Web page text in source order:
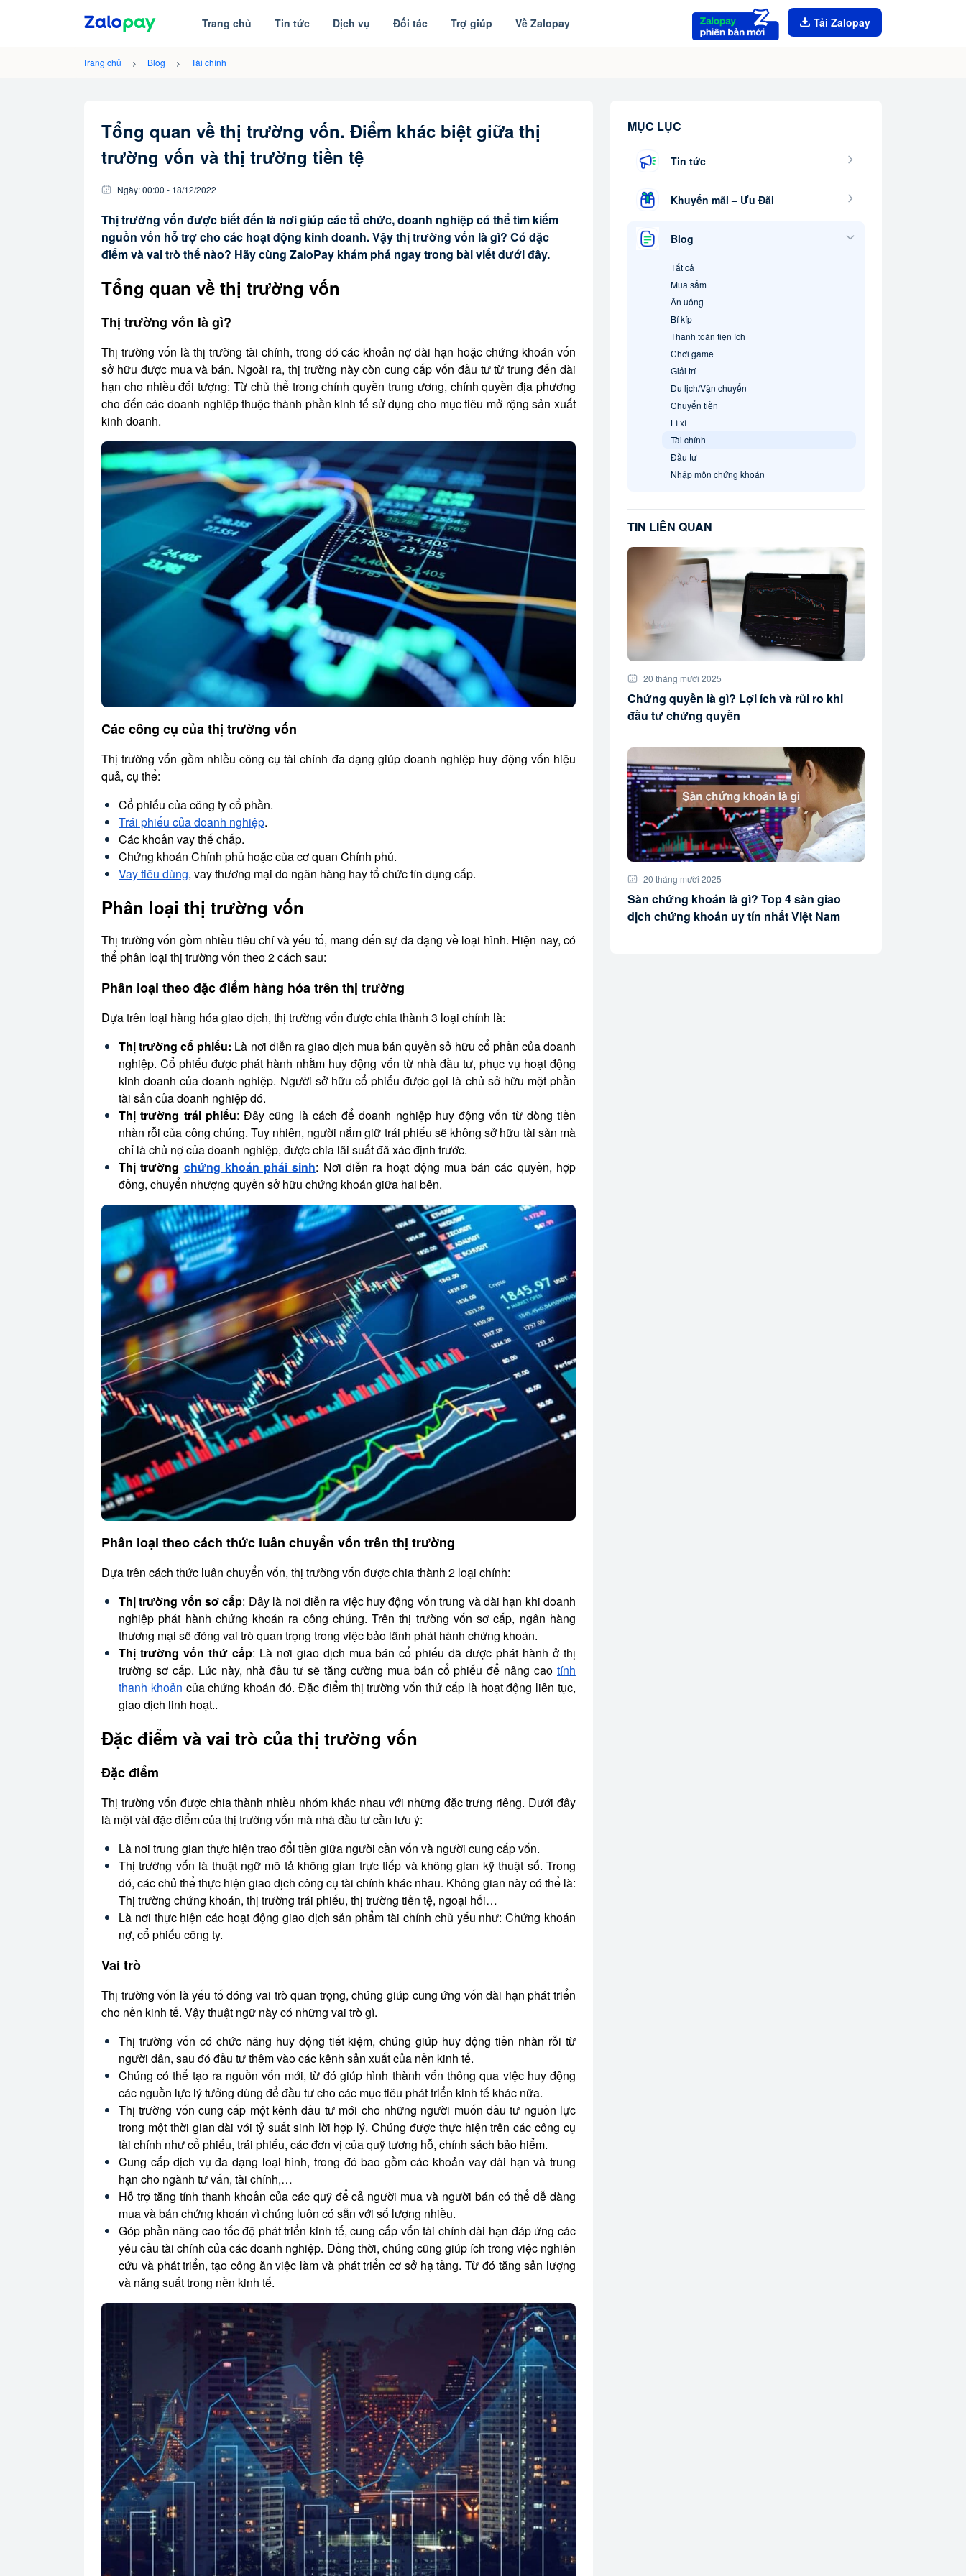
Trang chủ Tin tức Dịch vụ Đối tác Trợ giúp Về Zalopay Tải Zalopay
Trang chủ Blog Tài chính
Tổng quan về thị trường vốn. Điểm khác biệt giữa thị
trường vốn và thị trường tiền tệ
Ngày:00:00 - 18/12/2022
Thị trường vốn được biết đến là nơi giúp các tổ chức, doanh nghiệp có thể tìm kiếm
nguồn vốn hỗ trợ cho các hoạt động kinh doanh. Vậy thị trường vốn là gì? Có đặc
điểm và vai trò thế nào? Hãy cùng ZaloPay khám phá ngay trong bài viết dưới đây.
Tổng quan về thị trường vốn
Thị trường vốn là gì?
Thị trường vốn là thị trường tài chính, trong đó các khoản nợ dài hạn hoặc chứng khoán vốn
sở hữu được mua và bán. Ngoài ra, thị trường này còn cung cấp vốn đầu tư từ trung đến dài
hạn cho nhiều đối tượng: Từ chủ thể trong chính quyền trung ương, chính quyền địa phương
cho đến các doanh nghiệp thuộc thành phần kinh tế sử dụng cho mục tiêu mở rộng sản xuất
kinh doanh.
Các công cụ của thị trường vốn
Thị trường vốn gồm nhiều công cụ tài chính đa dạng giúp doanh nghiệp huy động vốn hiệu
quả, cụ thể:
Cổ phiếu của công ty cổ phần.
Trái phiếu của doanh nghiệp.
Các khoản vay thế chấp.
Chứng khoán Chính phủ hoặc của cơ quan Chính phủ.
Vay tiêu dùng, vay thương mại do ngân hàng hay tổ chức tín dụng cấp.
Phân loại thị trường vốn
Thị trường vốn gồm nhiều tiêu chí và yếu tố, mang đến sự đa dạng về loại hình. Hiện nay, có
thể phân loại thị trường vốn theo 2 cách sau:
Phân loại theo đặc điểm hàng hóa trên thị trường
Dựa trên loại hàng hóa giao dịch, thị trường vốn được chia thành 3 loại chính là:
Thị trường cổ phiếu: Là nơi diễn ra giao dịch mua bán quyền sở hữu cổ phần của doanh
nghiệp. Cổ phiếu được phát hành nhằm huy động vốn từ nhà đầu tư, phục vụ hoạt động
kinh doanh của doanh nghiệp. Người sở hữu cổ phiếu được gọi là chủ sở hữu một phần
tài sản của doanh nghiệp đó.
Thị trường trái phiếu: Đây cũng là cách để doanh nghiệp huy động vốn từ dòng tiền
nhàn rỗi của công chúng. Tuy nhiên, người nắm giữ trái phiếu sẽ không sở hữu tài sản mà
chỉ là chủ nợ của doanh nghiệp, được chia lãi suất đã xác định trước.
Thị trường chứng khoán phái sinh: Nơi diễn ra hoạt động mua bán các quyền, hợp
đồng, chuyển nhượng quyền sở hữu chứng khoán giữa hai bên.
Phân loại theo cách thức luân chuyển vốn trên thị trường
Dựa trên cách thức luân chuyển vốn, thị trường vốn được chia thành 2 loại chính:
Thị trường vốn sơ cấp: Đây là nơi diễn ra việc huy động vốn trung và dài hạn khi doanh
nghiệp phát hành chứng khoán ra công chúng. Trên thị trường vốn sơ cấp, ngân hàng
thương mại sẽ đóng vai trò quan trọng trong việc bảo lãnh phát hành chứng khoán.
Thị trường vốn thứ cấp: Là nơi giao dịch mua bán cổ phiếu đã được phát hành ở thị
trường sơ cấp. Lúc này, nhà đầu tư sẽ tăng cường mua bán cổ phiếu để nâng cao tính
thanh khoản của chứng khoán đó. Đặc điểm thị trường vốn thứ cấp là hoạt động liên tục,
giao dịch linh hoạt..
Đặc điểm và vai trò của thị trường vốn
Đặc điểm
Thị trường vốn được chia thành nhiều nhóm khác nhau với những đặc trưng riêng. Dưới đây
là một vài đặc điểm của thị trường vốn mà nhà đầu tư cần lưu ý:
Là nơi trung gian thực hiện trao đổi tiền giữa người cần vốn và người cung cấp vốn.
Thị trường vốn là thuật ngữ mô tả không gian trực tiếp và không gian kỹ thuật số. Trong
đó, các chủ thể thực hiện giao dịch công cụ tài chính khác nhau. Không gian này có thể là:
Thị trường chứng khoán, thị trường trái phiếu, thị trường tiền tệ, ngoại hối…
Là nơi thực hiện các hoạt động giao dịch sản phẩm tài chính chủ yếu như: Chứng khoán
nợ, cổ phiếu công ty.
Vai trò
Thị trường vốn là yếu tố đóng vai trò quan trọng, chúng giúp cung ứng vốn dài hạn phát triển
cho nền kinh tế. Vậy thuật ngữ này có những vai trò gì.
Thị trường vốn có chức năng huy động tiết kiệm, chúng giúp huy động tiền nhàn rỗi từ
người dân, sau đó đầu tư thêm vào các kênh sản xuất của nền kinh tế.
Chúng có thể tạo ra nguồn vốn mới, từ đó giúp hình thành vốn thông qua việc huy động
các nguồn lực lý tưởng dùng để đầu tư cho các mục tiêu phát triển kinh tế khác nữa.
Thị trường vốn cung cấp một kênh đầu tư mới cho những người muốn đầu tư nguồn lực
trong một thời gian dài với tỷ suất sinh lời hợp lý. Chúng được thực hiện trên các công cụ
tài chính như cổ phiếu, trái phiếu, các đơn vị của quỹ tương hỗ, chính sách bảo hiểm.
Cung cấp dịch vụ đa dạng loại hình, trong đó bao gồm các khoản vay dài hạn và trung
hạn cho ngành tư vấn, tài chính,…
Hỗ trợ tăng tính thanh khoản của các quỹ để cả người mua và người bán có thể dễ dàng
mua và bán chứng khoán vì chúng luôn có sẵn với số lượng nhiều.
Góp phần nâng cao tốc độ phát triển kinh tế, cung cấp vốn tài chính dài hạn đáp ứng các
yêu cầu tài chính của các doanh nghiệp. Đồng thời, chúng cũng giúp ích trong việc nghiên
cứu và phát triển, tạo công ăn việc làm và phát triển cơ sở hạ tầng. Từ đó tăng sản lượng
và năng suất trong nền kinh tế.
MỤC LỤC
Tin tức
Khuyến mãi – Ưu Đãi
Blog
Tất cả
Mua sắm
Ăn uống
Bí kíp
Thanh toán tiện ích
Chơi game
Giải trí
Du lịch/Vận chuyển
Chuyển tiền
Lì xì
Tài chính
Đầu tư
Nhập môn chứng khoán
TIN LIÊN QUAN
20 tháng mười 2025
Chứng quyền là gì? Lợi ích và rủi ro khi
đầu tư chứng quyền
20 tháng mười 2025
Sàn chứng khoán là gì? Top 4 sàn giao
dịch chứng khoán uy tín nhất Việt Nam